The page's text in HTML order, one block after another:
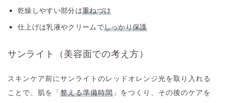
乾燥しやすい部分は重ねづけ
仕上げは乳液やクリームでしっかり保護
サンライト（美容面での考え方）
スキンケア前にサンライトのレッドオレンジ光を取り入れる
ことで、肌を「整える準備時間 」をつくり、その後のケアを